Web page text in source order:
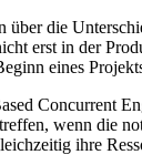
über die
erst in der
eines
Concurrent
wenn die
ihre